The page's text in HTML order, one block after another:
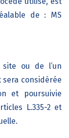
de : MS
ou de l’un
sera considérée
et poursuivie
L.335-2 et